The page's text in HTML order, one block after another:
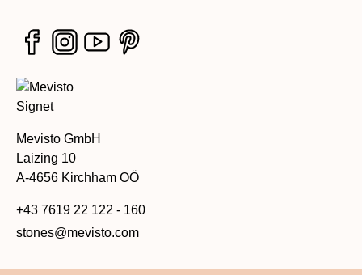
Mevisto GmbH
Laizing 10
A-4656 Kirchham OÖ
+43 7619 22 122 - 160
stones@mevisto.com